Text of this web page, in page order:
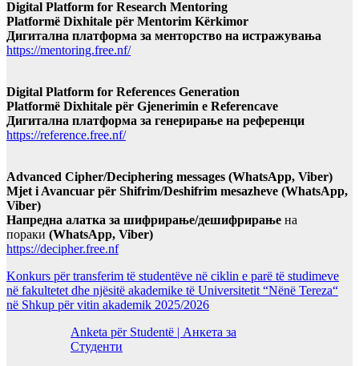
Digital Platform for Research Mentoring
Platformë Dixhitale për Mentorim Kërkimor
Дигитална платформа за менторство на истражувања
https://mentoring.free.nf/
Digital Platform for References Generation
Platformë Dixhitale për Gjenerimin e Referencave
Дигитална платформа за генерирање на референци
https://reference.free.nf/
Advanced Cipher/Deciphering messages (WhatsApp, Viber)
Mjet i Avancuar për Shifrim/Deshifrim mesazheve (WhatsApp,
Viber)
Напредна алатка за шифрирање/дешифрирање на
пораки (WhatsApp, Viber)
https://decipher.free.nf
Konkurs për transferim të studentëve në ciklin e parë të studimeve
në fakultetet dhe njësitë akademike të Universitetit “Nënë Tereza“
në Shkup për vitin akademik 2025/2026
Anketa për Studentë | Анкета за
Студенти